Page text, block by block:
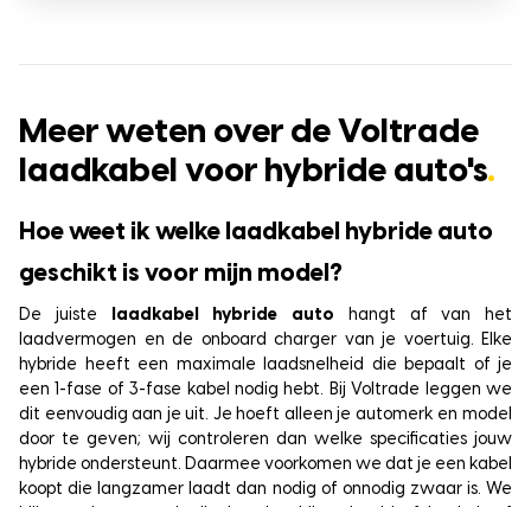
Meer weten over de Voltrade
laadkabel voor hybride auto's.
Hoe weet ik welke laadkabel hybride auto
geschikt is voor mijn model?
De juiste laadkabel hybride auto hangt af van het
laadvermogen en de onboard charger van je voertuig. Elke
hybride heeft een maximale laadsnelheid die bepaalt of je
een 1-fase of 3-fase kabel nodig hebt. Bij Voltrade leggen we
dit eenvoudig aan je uit. Je hoeft alleen je automerk en model
door te geven; wij controleren dan welke specificaties jouw
hybride ondersteunt. Daarmee voorkomen we dat je een kabel
koopt die langzamer laadt dan nodig of onnodig zwaar is. We